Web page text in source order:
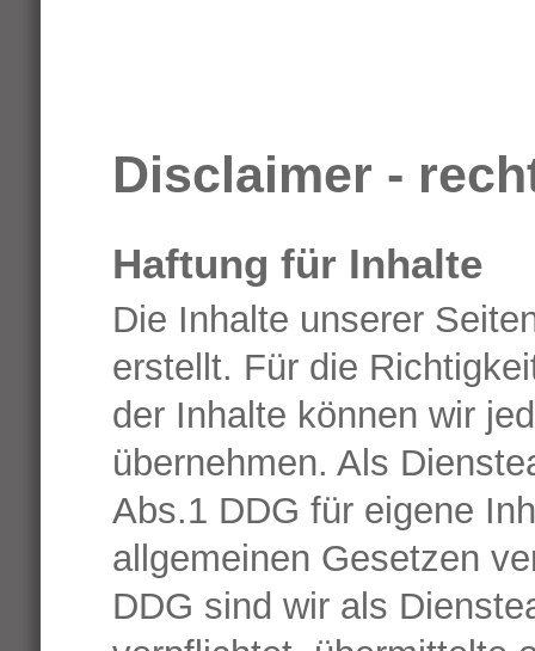
Disclaimer -
Haftung für Inhalte
Die Inhalte unserer
erstellt. Für die
der Inhalte können wir
übernehmen. Als
Abs.1 DDG für eigene
allgemeinen Gesetzen
DDG sind wir als